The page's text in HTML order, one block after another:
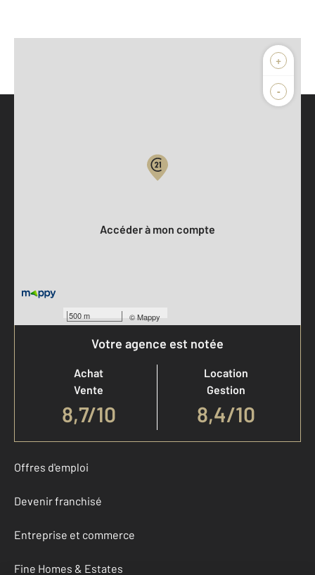
+
-
500 m ©Mappy
Accéder à mon compte
Votre agence est notée
Achat
Vente
8,7/10
Location
Gestion
8,4/10
Offres d'emploi
Devenir franchisé
Entreprise et commerce
Fine Homes & Estates